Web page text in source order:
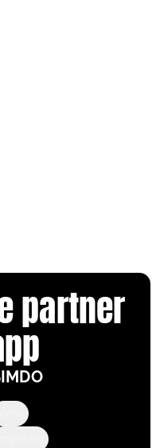
partner